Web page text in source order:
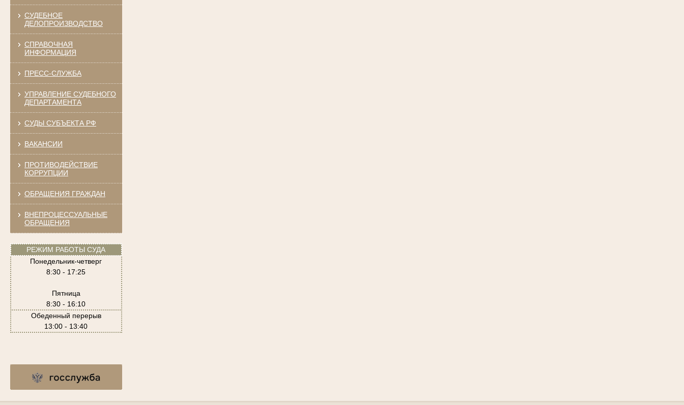
СУДЕБНОЕ
ДЕЛОПРОИЗВОДСТВО
СПРАВОЧНАЯ
ИНФОРМАЦИЯ
ПРЕСС-СЛУЖБА
УПРАВЛЕНИЕ СУДЕБНОГО
ДЕПАРТАМЕНТА
СУДЫ СУБЪЕКТА РФ
ВАКАНСИИ
ПРОТИВОДЕЙСТВИЕ
КОРРУПЦИИ
ОБРАЩЕНИЯ ГРАЖДАН
ВНЕПРОЦЕССУАЛЬНЫЕ
ОБРАЩЕНИЯ
РЕЖИМ РАБОТЫ СУДА
Понедельник-четверг
8:30 - 17:25
Пятница
8:30 - 16:10
Обеденный перерыв
13:00 - 13:40